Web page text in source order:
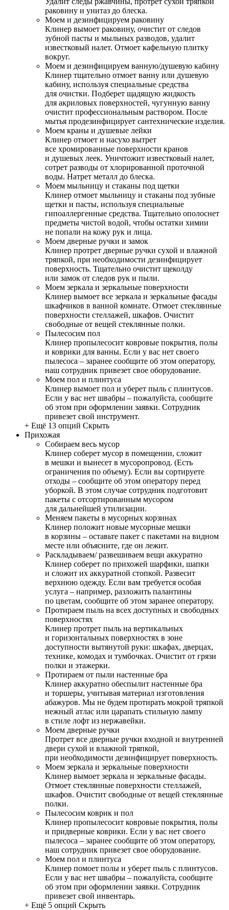
раковину и унитаз до блеска.
Моем и дезинфицируем раковину
Клинер вымоет раковину, очистит от следов
зубной пасты и мыльных разводов, удалит
известковый налет. Отмоет кафельную плитку
вокруг.
Моем и дезинфицируем ванную/душевую кабину
Клинер тщательно отмоет ванну или душевую
кабину, используя специальные средства
для очистки. Подберет щадящую жидкость
для акриловых поверхностей, чугунную ванну
очистит профессиональным раствором. После
мытья продезинфицирует сантехнические изделия.
Моем краны и душевые лейки
Клинер отмоет и насухо вытрет
все хромированные поверхности кранов
и душевых леек. Уничтожит известковый налет,
сотрет разводы от хлорированной проточной
воды. Натрет металл до блеска.
Моем мыльницу и стаканы под щетки
Клинер отмоет мыльницу и стаканы под зубные
щетки и пасты, используя специальные
гипоаллергенные средства. Тщательно ополоснет
предметы чистой водой, чтобы остатки химии
не попали на кожу рук и лица.
Моем дверные ручки и замок
Клинер протрет дверные ручки сухой и влажной
тряпкой, при необходимости дезинфицирует
поверхность. Тщательно очистит щеколду
или замок от следов рук и пыли.
Моем зеркала и зеркальные поверхности
Клинер вымоет все зеркала и зеркальные фасады
шкафчиков в ванной комнате. Отмоет стеклянные
поверхности стеллажей, шкафов. Очистит
свободные от вещей стеклянные полки.
Пылесосим пол
Клинер пропылесосит ковровые покрытия, полы
и коврики для ванны. Если у вас нет своего
пылесоса – заранее сообщите об этом оператору,
наш сотрудник привезет свое оборудование.
Моем пол и плинтуса
Клинер вымоет пол и уберет пыль с плинтусов.
Если у вас нет швабры – пожалуйста, сообщите
об этом при оформлении заявки. Сотрудник
привезет свой инструмент.
+ Ещё 13 опций Скрыть
Прихожая
Собираем весь мусор
Клинер соберет мусор в помещении, сложит
в мешки и вынесет в мусоропровод. (Есть
ограничения по объему). Если вы сортируете
отходы – сообщите об этом оператору перед
уборкой. В этом случае сотрудник подготовит
пакеты с отсортированным мусором
для дальнейшей утилизации.
Меняем пакеты в мусорных корзинах
Клинер положит новые мусорные мешки
в корзины – оставьте пакет с пакетами на видном
месте или объясните, где он лежит.
Раскладываем/ развешиваем вещи аккуратно
Клинер соберет по прихожей шарфики, шапки
и сложит их аккуратной стопкой. Развесит
верхнюю одежду. Если вам требуется особая
услуга – например, разложить палантины
по цветам, сообщите об этом заранее оператору.
Протираем пыль на всех доступных и свободных
поверхностях
Клинер протрет пыль на вертикальных
и горизонтальных поверхностях в зоне
доступности вытянутой руки: шкафах, дверцах,
технике, комодах и тумбочках. Очистит от грязи
полки и этажерки.
Протираем от пыли настенные бра
Клинер аккуратно обеспылит настенные бра
и торшеры, учитывая материал изготовления
абажуров. Мы не будем протирать мокрой тряпкой
нежный атлас или царапать стильную лампу
в стиле лофт из нержавейки.
Моем дверные ручки
Протрет все дверные ручки входной и внутренней
двери сухой и влажной тряпкой,
при необходимости дезинфицирует поверхность.
Моем зеркала и зеркальные поверхности
Клинер вымоет зеркала и зеркальные фасады.
Отмоет стеклянные поверхности стеллажей,
шкафов. Очистит свободные от вещей стеклянные
полки.
Пылесосим коврик и пол
Клинер пропылесосит ковровые покрытия, полы
и придверные коврики. Если у вас нет своего
пылесоса – заранее сообщите об этом оператору,
наш сотрудник привезет свое оборудование.
Моем пол и плинтуса
Клинер помоет полы и уберет пыль с плинтусов.
Если у вас нет швабры – пожалуйста, сообщите
об этом при оформлении заявки. Сотрудник
привезет свой инвентарь.
+ Ещё 5 опций Скрыть